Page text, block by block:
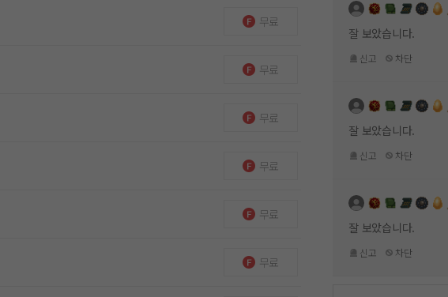
무료
무료
무료
무료
무료
무료
잘 보았습니다.
신고 차단
잘 보았습니다.
신고 차단
잘 보았습니다.
신고 차단